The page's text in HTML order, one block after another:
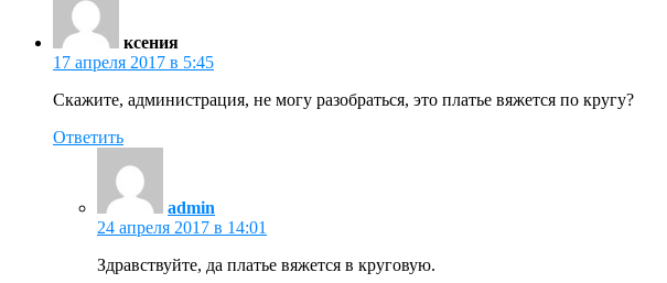
ксения
17 апреля 2017 в 5:45
Скажите, администрация, не могу разобраться, это платье вяжется по кругу?
Ответить
admin
24 апреля 2017 в 14:01
Здравствуйте, да платье вяжется в круговую.